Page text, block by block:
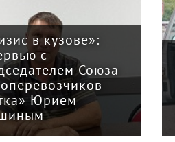
в кузове»:
с
Союза
Юрием